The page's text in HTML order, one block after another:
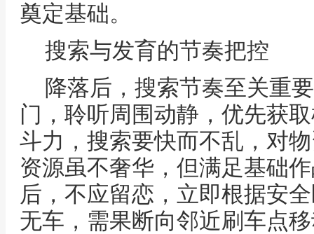
奠定基础。
搜索与发育的节奏把控
降落后，搜索节奏至关重
门，聆听周围动静，优先获
斗力，搜索要快而不乱，对
资源虽不奢华，但满足基础
后，不应留恋，立即根据安
无车，需果断向邻近刷车点